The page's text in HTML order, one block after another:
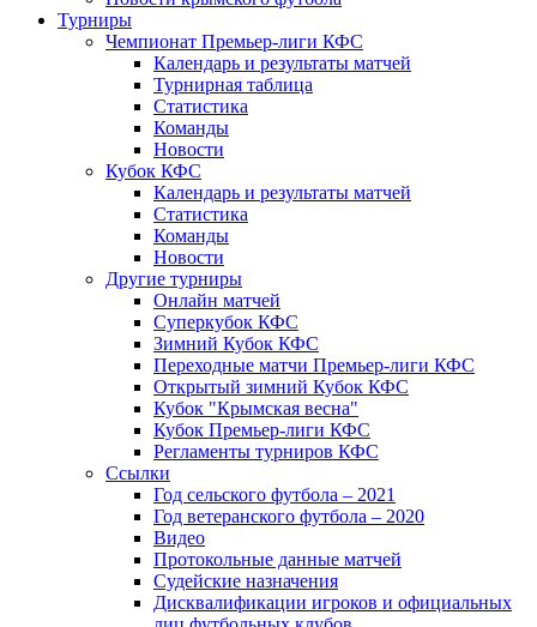
Турниры
Чемпионат Премьер-лиги КФС
Календарь и результаты матчей
Турнирная таблица
Статистика
Команды
Новости
Кубок КФС
Календарь и результаты матчей
Статистика
Команды
Новости
Другие турниры
Онлайн матчей
Суперкубок КФС
Зимний Кубок КФС
Переходные матчи Премьер-лиги КФС
Открытый зимний Кубок КФС
Кубок "Крымская весна"
Кубок Премьер-лиги КФС
Регламенты турниров КФС
Ссылки
Год сельского футбола – 2021
Год ветеранского футбола – 2020
Видео
Протокольные данные матчей
Судейские назначения
Дисквалификации игроков и официальных